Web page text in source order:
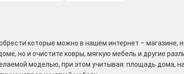
которые можно в нашем интернет – магазине,
но и очистите ковры, мягкую мебель и другие
моделью, при этом учитывая: площадь дома,